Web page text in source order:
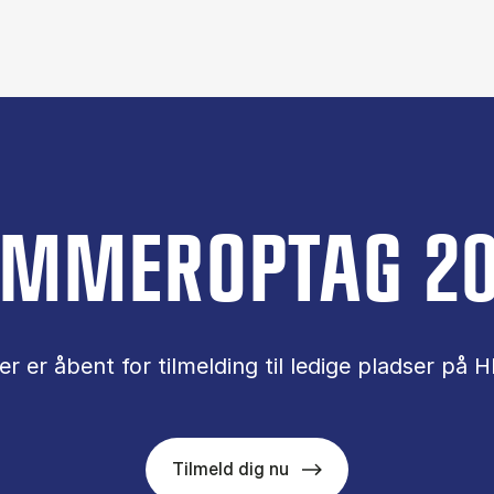
er åbent for tilmelding til ledige pladser på
Tilmeld dig nu